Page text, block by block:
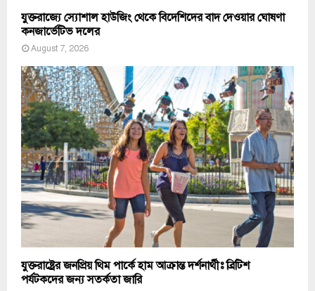
যুক্তরাজ্যে স্যোশাল হাউজিং থেকে বিদেশিদের বাদ দেওয়ার ঘোষণা
কনজার্ভেটিভ দলের
August 7, 2026
যুক্তরাষ্ট্রের জনপ্রিয় থিম পার্কে হাম আক্রান্ত দর্শনার্থীঃ ব্রিটিশ
পর্যটকদের জন্য সতর্কতা জারি